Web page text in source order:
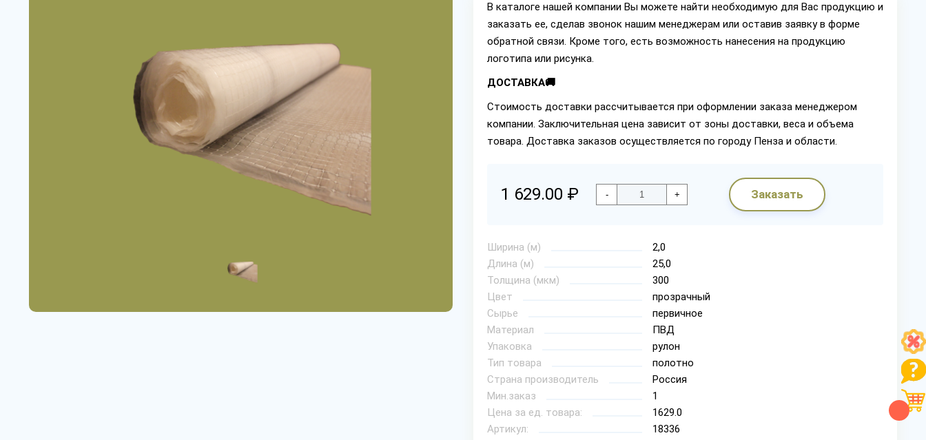
В каталоге нашей компании Вы можете найти необходимую для Вас продукцию и
заказать ее, сделав звонок нашим менеджерам или оставив заявку в форме
обратной связи. Кроме того, есть возможность нанесения на продукцию
логотипа или рисунка.
ДОСТАВКА🚚
Стоимость доставки рассчитывается при оформлении заказа менеджером
компании. Заключительная цена зависит от зоны доставки, веса и объема
товара. Доставка заказов осуществляется по городу Пенза и области.
1 629.00 ₽ - + Заказать
Ширина (м)
2,0
Длина (м)
25,0
Толщина (мкм)
300
Цвет
прозрачный
Сырье
первичное
Материал
ПВД
Упаковка
рулон
Тип товара
полотно
Страна производитель
Россия
Мин.заказ
1
Цена за ед. товара:
1629.0
Артикул:
18336